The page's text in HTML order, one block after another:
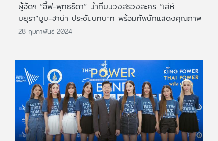
ผู้จัดฯ “อี๊ฟ-พุทธธิดา” นำทีมบวงสรวงละคร “เล่ห์
มยุรา”บูม-ฮาน่า ประชันบทบาท พร้อมทัพนักแสดงคุณภาพ
28 กุมภาพันธ์ 2024